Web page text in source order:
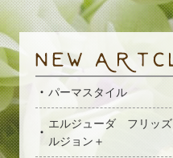
パーマスタイル
エルジューダ フリッズ
ルジョン＋